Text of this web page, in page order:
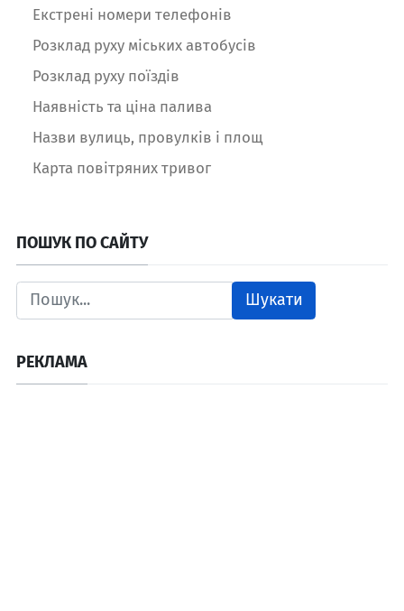
Екстрені номери телефонів
Розклад руху міських автобусів
Розклад руху поїздів
Наявність та ціна палива
Назви вулиць, провулків і площ
Карта повітряних тривог
ПОШУК ПО САЙТУ
Шукати
РЕКЛАМА